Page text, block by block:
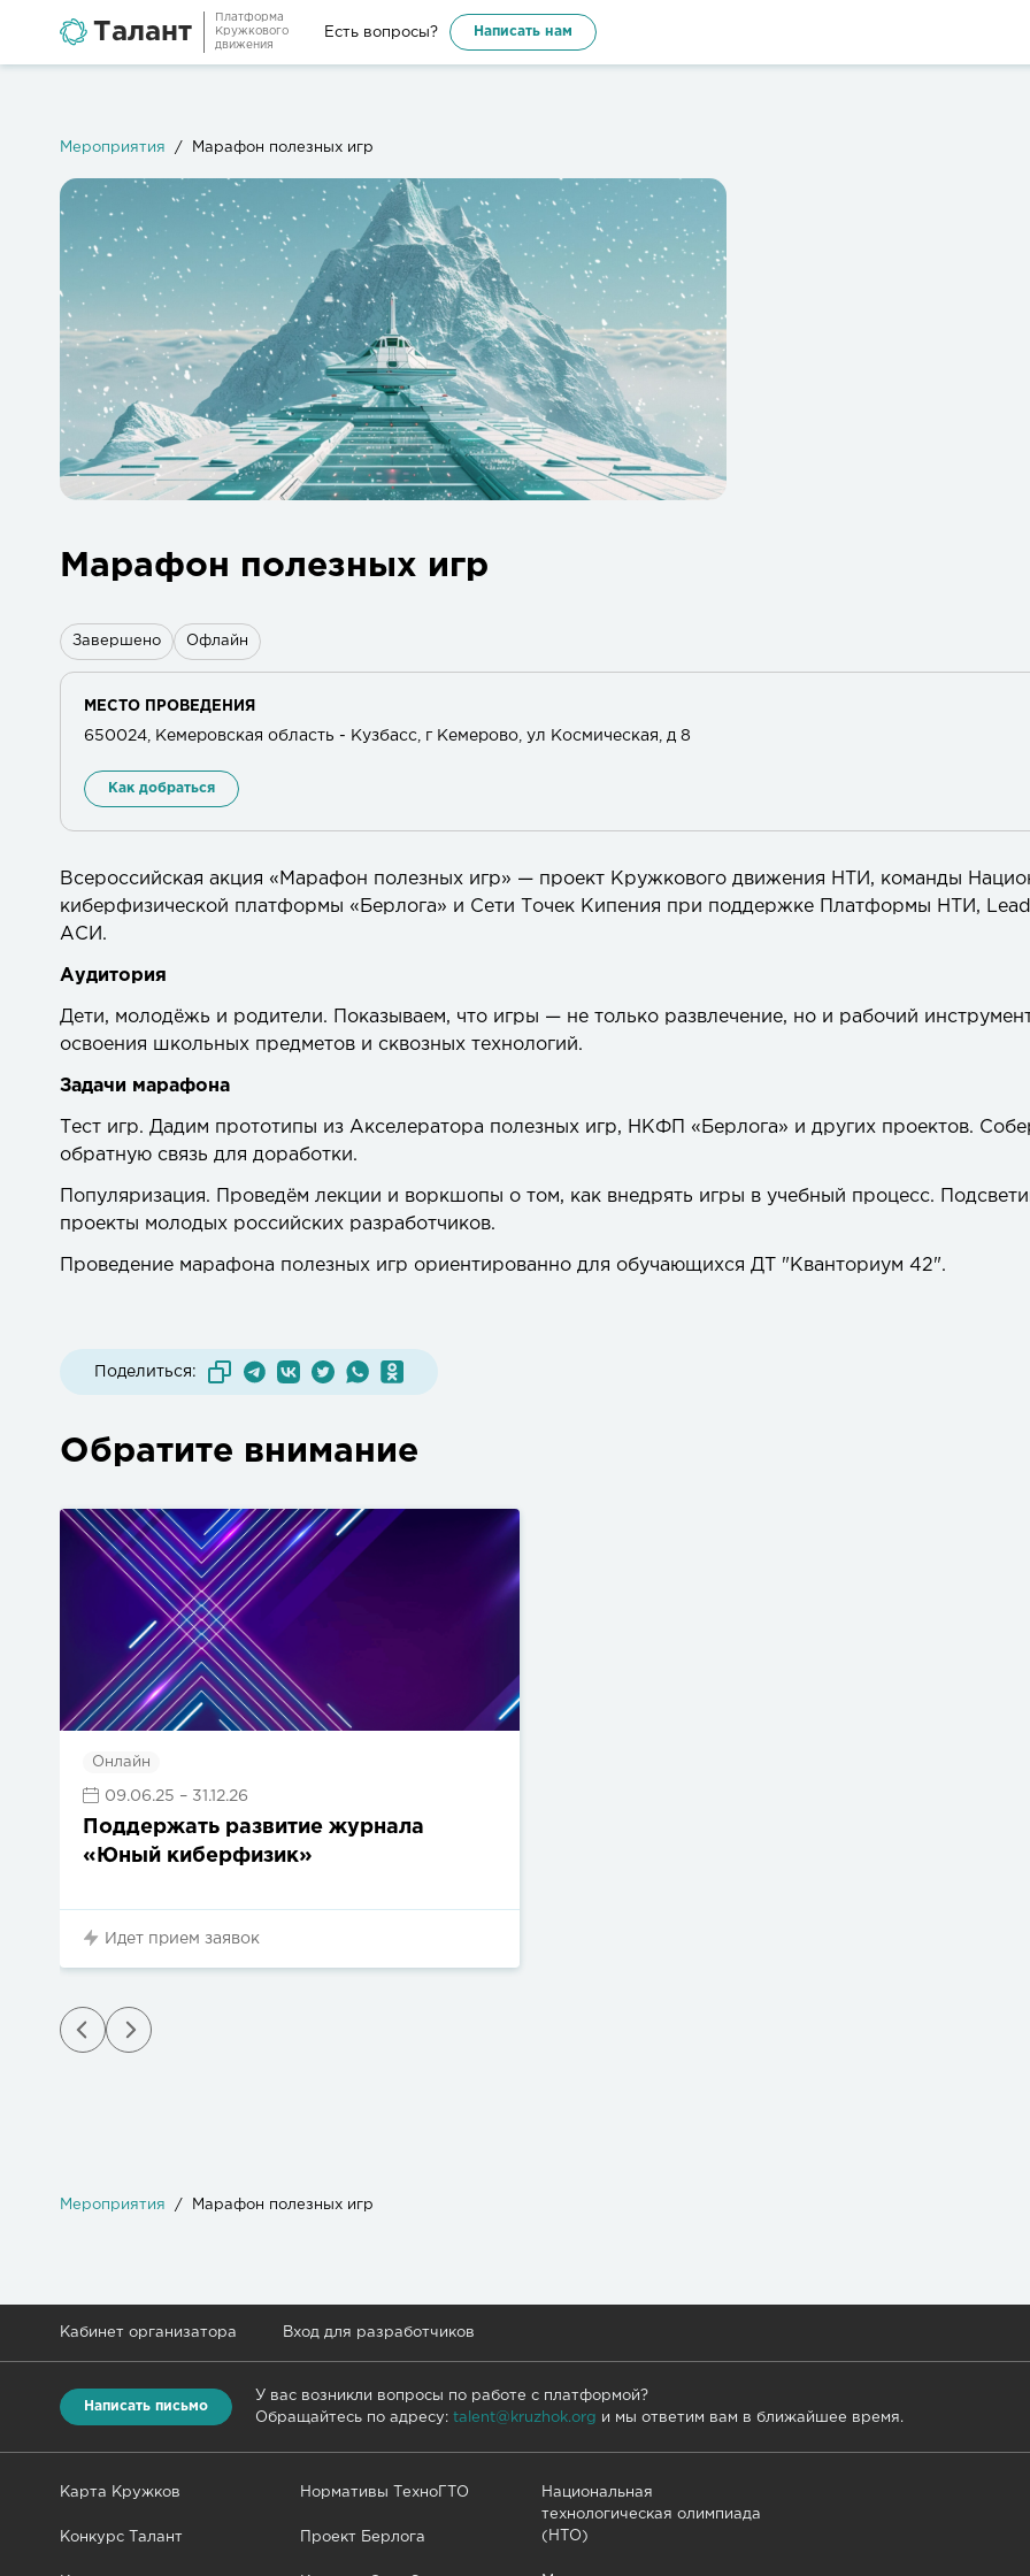
Талант
Платформа
Кружкового
движения
Есть вопросы? Написать нам
Мероприятия Марафон полезных игр
Марафон полезных игр
Завершено Офлайн
МЕСТО ПРОВЕДЕНИЯ
650024, Кемеровская область - Кузбасс, г Кемерово, ул Космическая, д 8
Как добраться
Всероссийская акция «Марафон полезных игр» — проект Кружкового движения НТИ, команды
киберфизической платформы «Берлога» и Сети Точек Кипения при поддержке Платформы НТИ,
АСИ.
Аудитория
Дети, молодёжь и родители. Показываем, что игры — не только развлечение, но и рабочий
освоения школьных предметов и сквозных технологий.
Задачи марафона
Тест игр. Дадим прототипы из Акселератора полезных игр, НКФП «Берлога» и других проектов.
обратную связь для доработки.
Популяризация. Проведём лекции и воркшопы о том, как внедрять игры в учебный процесс.
проекты молодых российских разработчиков.
Проведение марафона полезных игр ориентированно для обучающихся ДТ "Кванториум 42".
Поделиться:
Обратите внимание
Онлайн
09.06.25 – 31.12.26
Поддержать развитие журнала
«Юный киберфизик»
Идет прием заявок
Мероприятия Марафон полезных игр
Кабинет организатора Вход для разработчиков
Написать письмо
У вас возникли вопросы по работе с платформой?
Обращайтесь по адресу: talent@kruzhok.org и мы ответим вам в ближайшее время.
Карта Кружков
Конкурс Талант
Нормативы ТехноГТО
Проект Берлога
Национальная
технологическая олимпиада
(НТО)